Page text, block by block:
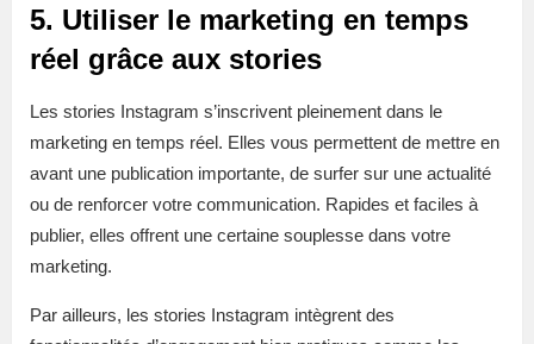
5. Utiliser le marketing en temps
réel grâce aux stories
Les stories Instagram s’inscrivent pleinement dans le
marketing en temps réel. Elles vous permettent de mettre en
avant une publication importante, de surfer sur une actualité
ou de renforcer votre communication. Rapides et faciles à
publier, elles offrent une certaine souplesse dans votre
marketing.
Par ailleurs, les stories Instagram intègrent des